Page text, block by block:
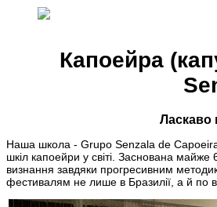
Капоейра
Ласкаво
Наша школа - Grupo Senzala de
шкіл капоейри у світі. Заснована
визнання завдяки прогресивним
фестивалям не лише в Бразилії, а й по